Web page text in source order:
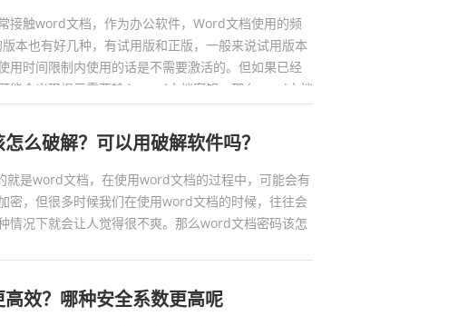
接触word文档，作为办公软件，Word文档使用的频
本也有好几种，有试用版和正版，一般来说试用版本
用时间限制内使用的话是不需要激活的。但如果已经
能会出现提示需要输入word文档密钥。那么word文档
么破解？可以用破解软件吗？
就是word文档，在使用word文档的过程中，可能会有
密，但很多时候我们在使用word文档的时候，往往会
情况下就会让人觉得很不爽。那么word文档密码该怎
效？哪种安全系数更高呢